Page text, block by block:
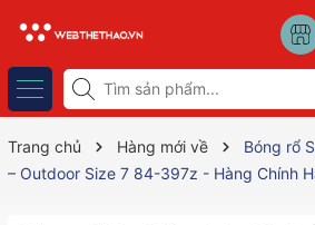
Trang chủ Hàng mới về
Bóng rổ
– Outdoor Size 7 84-397z - Hàng Chính